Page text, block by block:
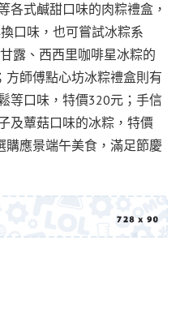
各式鹹甜口味的肉粽禮盒，
口味，也可嘗試冰粽系
露、西西里咖啡星冰粽的
師傅點心坊冰粽禮盒則有
等口味，特價320元；手信
及蕈菇口味的冰粽，特價
購應景端午美食，滿足節慶